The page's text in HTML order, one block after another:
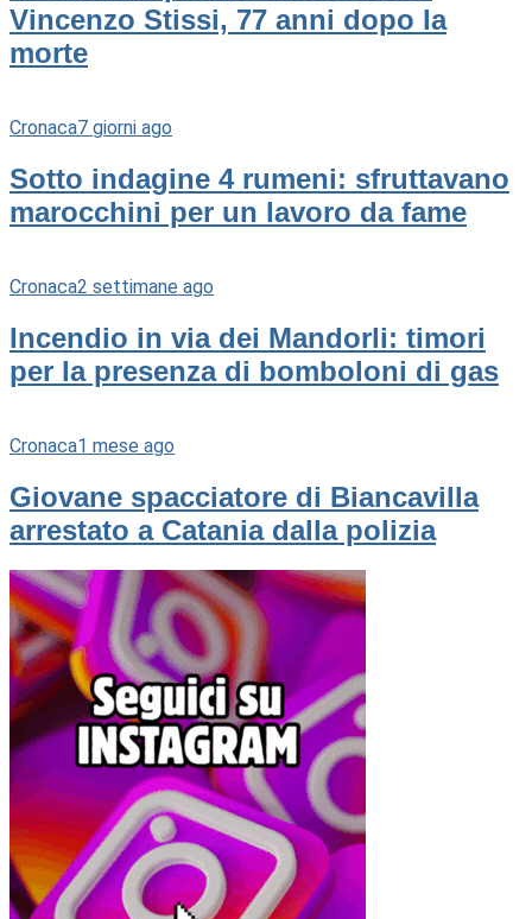
Vincenzo Stissi, 77 anni dopo la
morte
Cronaca7 giorni ago
Sotto indagine 4 rumeni: sfruttavano
marocchini per un lavoro da fame
Cronaca2 settimane ago
Incendio in via dei Mandorli: timori
per la presenza di bomboloni di gas
Cronaca1 mese ago
Giovane spacciatore di Biancavilla
arrestato a Catania dalla polizia